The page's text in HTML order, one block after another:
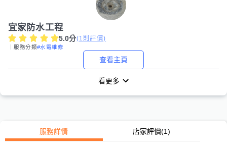
宜家防水工程
5.0分(1 則評價)
｜服務分類#水電維修
查看主頁
看更多
服務詳情 店家評價(1)